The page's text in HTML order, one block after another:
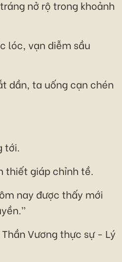
nở rộ trong khoảnh
lóc, vạn diễm sầu
dần, ta uống cạn chén
tới.
thiết giáp chỉnh tề.
nay được thấy mới
Vương thực sự - Lý